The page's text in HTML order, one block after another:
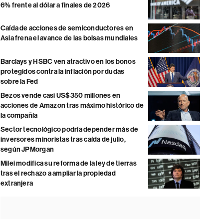
6% frente al dólar a finales de 2026
Caída de acciones de semiconductores en
Asia frena el avance de las bolsas mundiales
Barclays y HSBC ven atractivo en los bonos
protegidos contra la inflación por dudas
sobre la Fed
Bezos vende casi US$350 millones en
acciones de Amazon tras máximo histórico de
la compañía
Sector tecnológico podría depender más de
inversores minoristas tras caída de julio,
según JPMorgan
Milei modifica su reforma de la ley de tierras
tras el rechazo a ampliar la propiedad
extranjera